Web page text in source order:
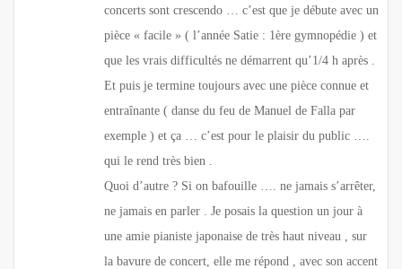
concerts sont crescendo … c’est que je débute avec un
pièce « facile » ( l’année Satie : 1ère gymnopédie ) et
que les vrais difficultés ne démarrent qu’1/4 h après .
Et puis je termine toujours avec une pièce connue et
entraînante ( danse du feu de Manuel de Falla par
exemple ) et ça … c’est pour le plaisir du public ….
qui le rend très bien .
Quoi d’autre ? Si on bafouille …. ne jamais s’arrêter,
ne jamais en parler . Je posais la question un jour à
une amie pianiste japonaise de très haut niveau , sur
la bavure de concert, elle me répond , avec son accent